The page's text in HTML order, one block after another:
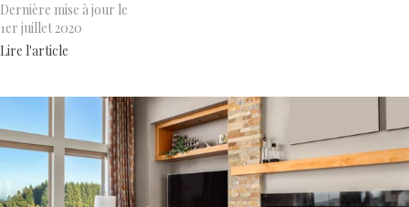
Dernière mise à jour le
1er juillet 2020
Lire l'article